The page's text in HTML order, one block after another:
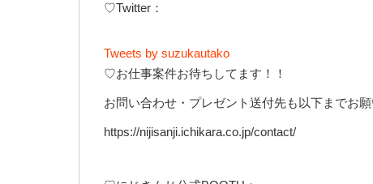
♡Twitter：
Tweets by suzukautako
♡お仕事案件お待ちしてます！！
お問い合わせ・プレゼント送付先も以下までお願
https://nijisanji.ichikara.co.jp/contact/